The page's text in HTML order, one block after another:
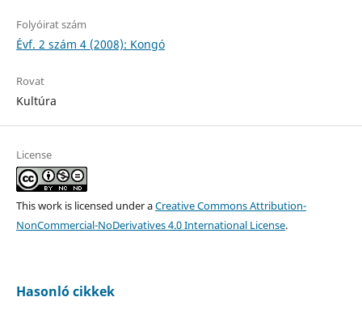
Folyóirat szám
Évf. 2 szám 4 (2008): Kongó
Rovat
Kultúra
License
This work is licensed under aCreative Commons Attribution-
NonCommercial-NoDerivatives 4.0 International License.
Hasonló cikkek